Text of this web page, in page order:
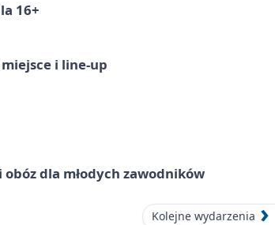
16+
i line-up
obóz dla młodych zawodników
Kolejne wydarzenia